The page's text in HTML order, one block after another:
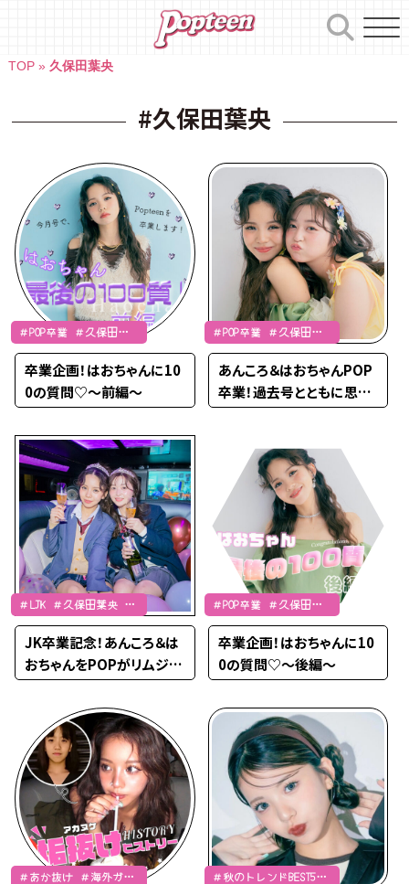
TOP» 久保田葉央
#久保田葉央
＃POP卒業 ＃久保田葉
央
卒業企画！はおちゃんに10
0の質問♡〜前編〜
＃POP卒業 ＃久保田葉
央 ＃山本杏
あんころ＆はおちゃんPOP
卒業！過去号とともに思い
出をプレイバック♡
＃LJK ＃久保田葉央 ＃
山本杏
JK卒業記念！あんころ＆は
おちゃんをPOPがリムジン
でお祝い♡
＃POP卒業 ＃久保田葉
央
卒業企画！はおちゃんに10
0の質問♡〜後編〜
＃あか抜け ＃海外ガー
＃秋のトレンドBEST5